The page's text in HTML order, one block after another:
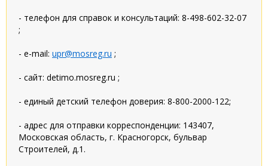
- телефон для справок и консультаций: 8-498-602-32-07
;
- e-mail: upr@mosreg.ru ;
- сайт: detimo.mosreg.ru ;
- единый детский телефон доверия: 8-800-2000-122;
- адрес для отправки корреспонденции: 143407,
Московская область, г. Красногорск, бульвар
Строителей, д.1.